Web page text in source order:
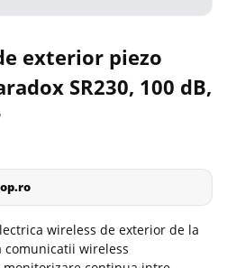
exterior piezo
SR230, 100 dB,
wireless de exterior de la
comunicatii wireless